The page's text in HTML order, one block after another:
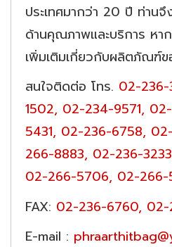
ประเทศมากว่า 20 ปี ท่านจึ
ด้านคุณภาพและบริการ หา
เพิ่มเติมเกี่ยวกับผลิตภัณฑ์
สนใจติดต่อ โทร. 02-
1502, 02-234-9571,
5431, 02-236-6758,
266-8883, 02-236-
02-266-5706, 02-266-
FAX: 02-236-6760, 02-
E-mail :